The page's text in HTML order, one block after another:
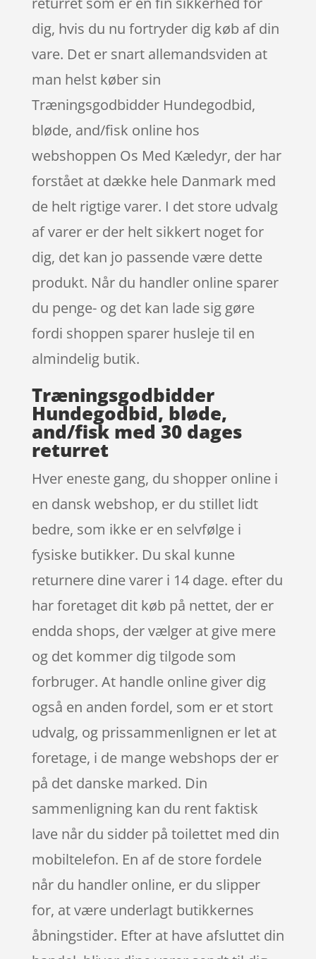
dig, hvis du nu fortryder dig køb af din
vare. Det er snart allemandsviden at
man helst køber sin
Træningsgodbidder Hundegodbid,
bløde, and/fisk online hos
webshoppen Os Med Kæledyr, der har
forstået at dække hele Danmark med
de helt rigtige varer. I det store udvalg
af varer er der helt sikkert noget for
dig, det kan jo passende være dette
produkt. Når du handler online sparer
du penge- og det kan lade sig gøre
fordi shoppen sparer husleje til en
almindelig butik.
Træningsgodbidder
Hundegodbid, bløde,
and/fisk med 30 dages
returret
Hver eneste gang, du shopper online i
en dansk webshop, er du stillet lidt
bedre, som ikke er en selvfølge i
fysiske butikker. Du skal kunne
returnere dine varer i 14 dage. efter du
har foretaget dit køb på nettet, der er
endda shops, der vælger at give mere
og det kommer dig tilgode som
forbruger. At handle online giver dig
også en anden fordel, som er et stort
udvalg, og prissammenlignen er let at
foretage, i de mange webshops der er
på det danske marked. Din
sammenligning kan du rent faktisk
lave når du sidder på toilettet med din
mobiltelefon. En af de store fordele
når du handler online, er du slipper
for, at være underlagt butikkernes
åbningstider. Efter at have afsluttet din